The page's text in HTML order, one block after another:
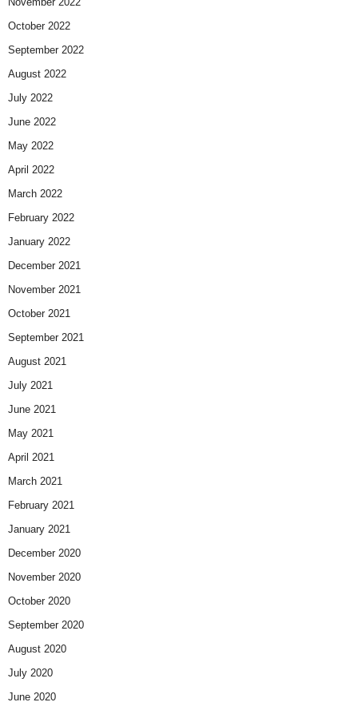
October 2022
September 2022
August 2022
July 2022
June 2022
May 2022
April 2022
March 2022
February 2022
January 2022
December 2021
November 2021
October 2021
September 2021
August 2021
July 2021
June 2021
May 2021
April 2021
March 2021
February 2021
January 2021
December 2020
November 2020
October 2020
September 2020
August 2020
July 2020
June 2020